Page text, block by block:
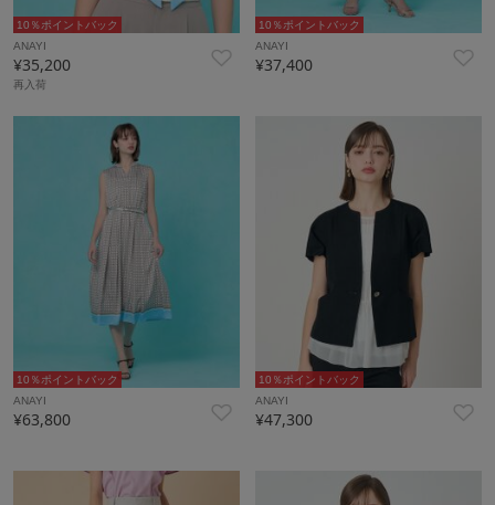
10％ポイントバック
ANAYI
¥35,200
再入荷
10％ポイントバック
ANAYI
¥37,400
10％ポイントバック
ANAYI
¥63,800
10％ポイントバック
ANAYI
¥47,300